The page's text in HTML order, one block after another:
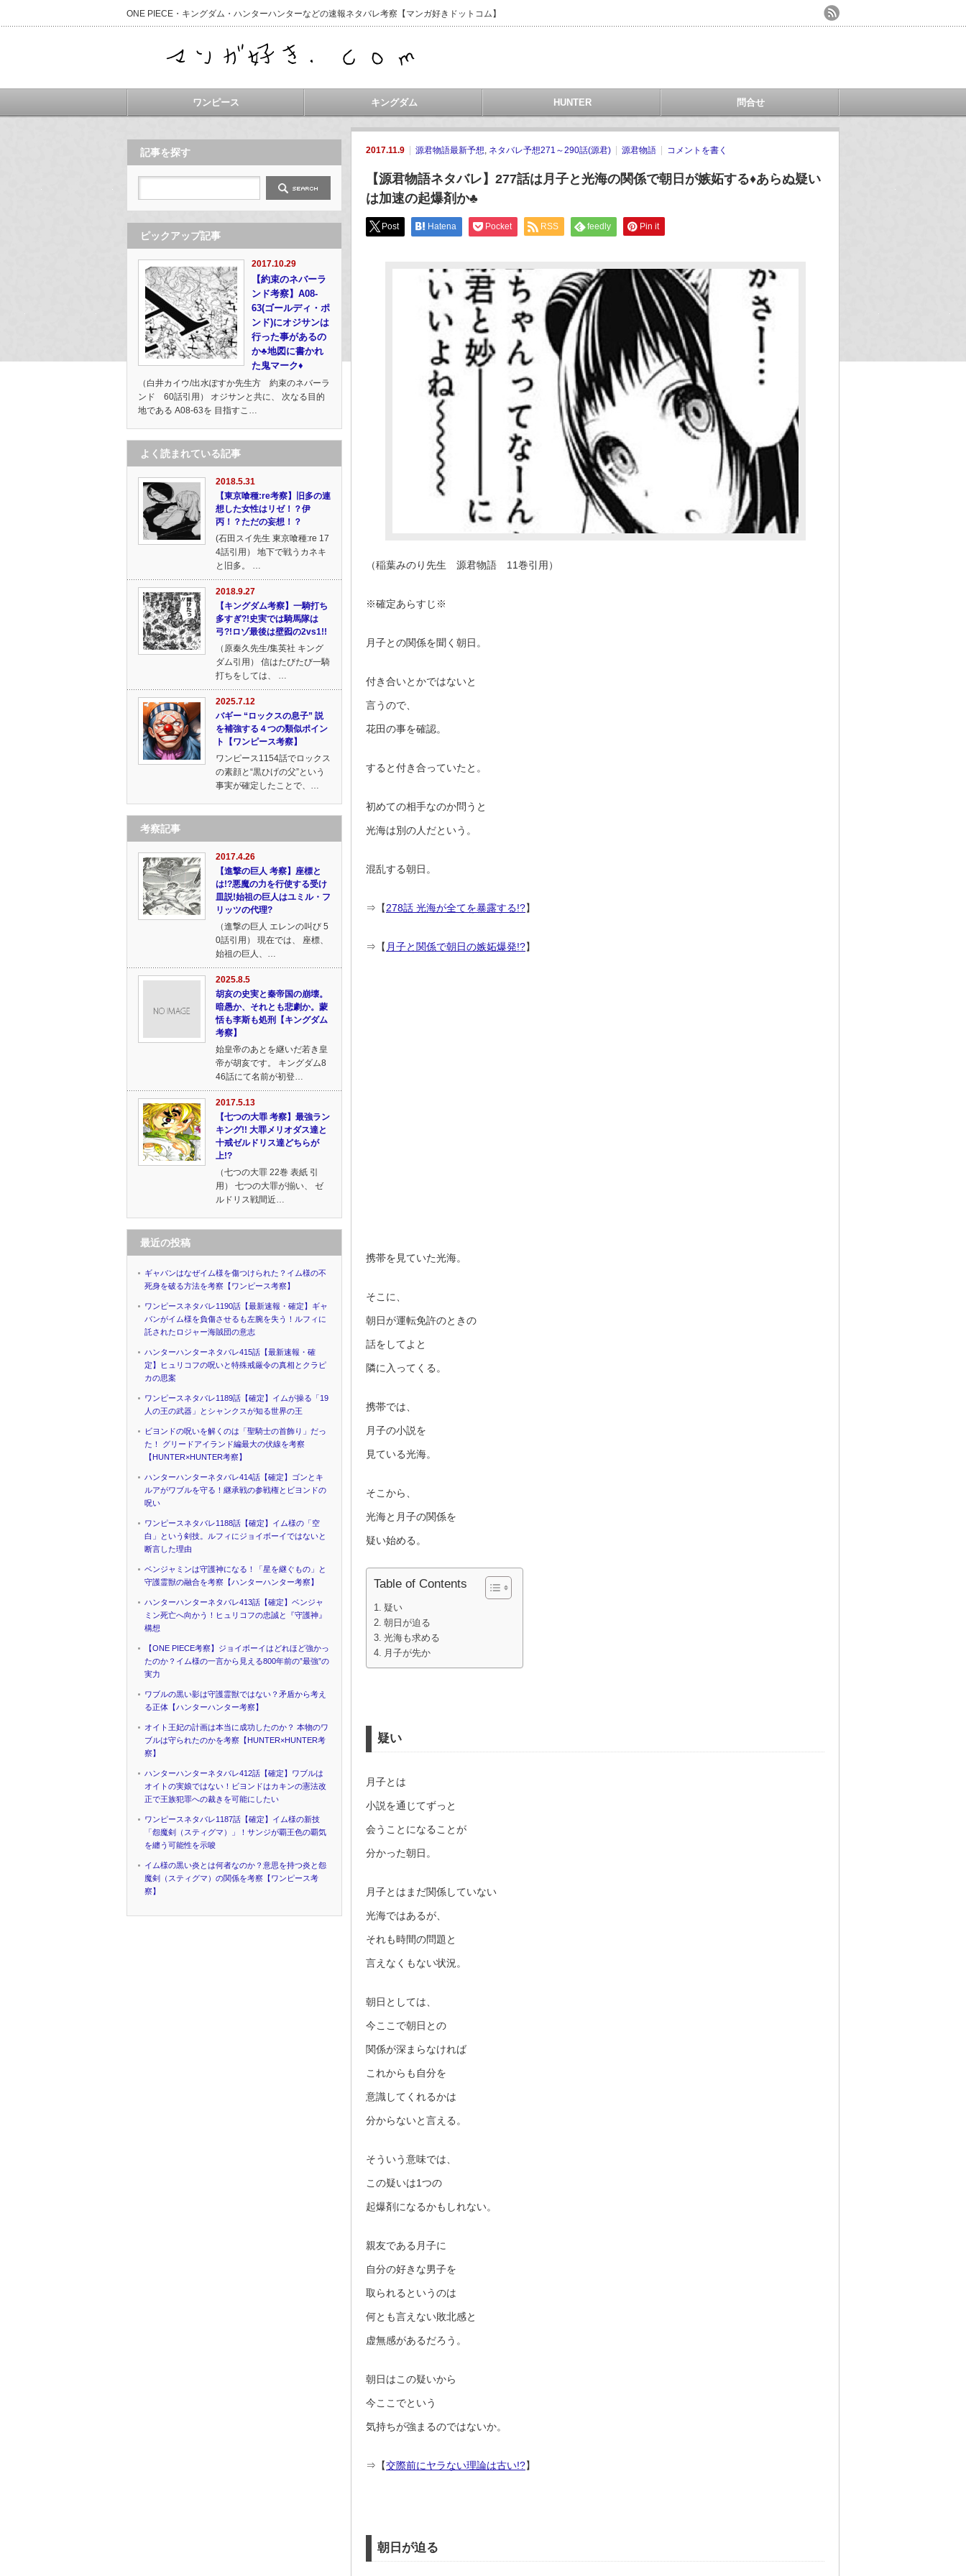
ONE PIECE・キングダム・ハンターハンターなどの速報ネタバレ考察【マンガ好きドットコム】
ワンピース キングダム HUNTER 問合せ
2017.11.9 源君物語最新予想, ネタバレ予想271～290話(源君) 源君物語 コメントを書く
【源君物語ネタバレ】277話は月子と光海の関係で朝日が嫉妬する♦あらぬ疑い
は加速の起爆剤か♣
Post Hatena Pocket RSS feedly Pin it
（稲葉みのり先生 源君物語 11巻引用）
※確定あらすじ※
月子との関係を聞く朝日。
付き合いとかではないと
言うので、
花田の事を確認。
すると付き合っていたと。
初めての相手なのか問うと
光海は別の人だという。
混乱する朝日。
⇒【278話 光海が全てを暴露する!?】
⇒【 月子と関係で朝日の嫉妬爆発!?】
携帯を見ていた光海。
そこに、
朝日が運転免許のときの
話をしてよと
隣に入ってくる。
携帯では、
月子の小説を
見ている光海。
そこから、
光海と月子の関係を
疑い始める。
Table of Contents
疑い
朝日が迫る
光海も求める
月子が先か
疑い
月子とは
小説を通じてずっと
会うことになることが
分かった朝日。
月子とはまだ関係していない
光海ではあるが、
それも時間の問題と
言えなくもない状況。
朝日としては、
今ここで朝日との
関係が深まらなければ
これからも自分を
意識してくれるかは
分からないと言える。
そういう意味では、
この疑いは1つの
起爆剤になるかもしれない。
親友である月子に
自分の好きな男子を
取られるというのは
何とも言えない敗北感と
虚無感があるだろう。
朝日はこの疑いから
今ここでという
気持ちが強まるのではないか。
⇒【交際前にヤラない理論は古い!?】
朝日が迫る
記事を探す
ピックアップ記事
2017.10.29
【約束のネバーラ
ンド考察】A08-
63(ゴールディ・ポ
ンド)にオジサンは
行った事があるの
か♣地図に書かれ
た鬼マーク♦
（白井カイウ/出水ぽすか先生方 約束のネバーラ
ンド 60話引用） オジサンと共に、 次なる目的
地である A08-63を 目指すこ…
よく読まれている記事
2018.5.31
【東京喰種:re考察】旧多の連
想した女性はリゼ！？伊
丙！？ただの妄想！？
(石田スイ先生 東京喰種:re 17
4話引用） 地下で戦うカネキ
と旧多。 …
2018.9.27
【キングダム考察】一騎打ち
多すぎ?!史実では騎馬隊は
弓?!ロゾ最後は壁囮の2vs1!!
（原秦久先生/集英社 キング
ダム引用） 信はたびたび一騎
打ちをしては、 …
2025.7.12
バギー “ロックスの息子” 説
を補強する４つの類似ポイン
ト【ワンピース考察】
ワンピース1154話でロックス
の素顔と“黒ひげの父”という
事実が確定したことで、…
考察記事
2017.4.26
【進撃の巨人 考察】座標と
は!?悪魔の力を行使する受け
皿説!始祖の巨人はユミル・フ
リッツの代理?
（進撃の巨人 エレンの叫び 5
0話引用） 現在では、 座標、
始祖の巨人、…
2025.8.5
胡亥の史実と秦帝国の崩壊。
暗愚か、それとも悲劇か。蒙
恬も李斯も処刑【キングダム
考察】
始皇帝のあとを継いだ若き皇
帝が胡亥です。 キングダム8
46話にて名前が初登…
2017.5.13
【七つの大罪 考察】最強ラン
キング!! 大罪メリオダス達と
十戒ゼルドリス達どちらが
上!?
（七つの大罪 22巻 表紙 引
用） 七つの大罪が揃い、 ゼ
ルドリス戦間近…
最近の投稿
ギャバンはなぜイム様を傷つけられた？イム様の不
死身を破る方法を考察【ワンピース考察】
ワンピースネタバレ1190話【最新速報・確定】ギャ
バンがイム様を負傷させるも左腕を失う！ルフィに
託されたロジャー海賊団の意志
ハンターハンターネタバレ415話【最新速報・確
定】ヒュリコフの呪いと特殊戒厳令の真相とクラピ
カの思案
ワンピースネタバレ1189話【確定】イムが操る「19
人の王の武器」とシャンクスが知る世界の王
ビヨンドの呪いを解くのは「聖騎士の首飾り」だっ
た！ グリードアイランド編最大の伏線を考察
【HUNTER×HUNTER考察】
ハンターハンターネタバレ414話【確定】ゴンとキ
ルアがワブルを守る！継承戦の参戦権とビヨンドの
呪い
ワンピースネタバレ1188話【確定】イム様の「空
白」という剣技。ルフィにジョイボーイではないと
断言した理由
ベンジャミンは守護神になる！「星を継ぐもの」と
守護霊獣の融合を考察【ハンターハンター考察】
ハンターハンターネタバレ413話【確定】ベンジャ
ミン死亡へ向かう！ヒュリコフの忠誠と『守護神』
構想
【ONE PIECE考察】ジョイボーイはどれほど強かっ
たのか？イム様の一言から見える800年前の”最強”の
実力
ワブルの黒い影は守護霊獣ではない？矛盾から考え
る正体【ハンターハンター考察】
オイト王妃の計画は本当に成功したのか？ 本物のワ
ブルは守られたのかを考察【HUNTER×HUNTER考
察】
ハンターハンターネタバレ412話【確定】ワブルは
オイトの実娘ではない！ビヨンドはカキンの憲法改
正で王族犯罪への裁きを可能にしたい
ワンピースネタバレ1187話【確定】イム様の新技
「怨魔剣（スティグマ）」！サンジが覇王色の覇気
を纏う可能性を示唆
イム様の黒い炎とは何者なのか？意思を持つ炎と怨
魔剣（スティグマ）の関係を考察【ワンピース考
察】